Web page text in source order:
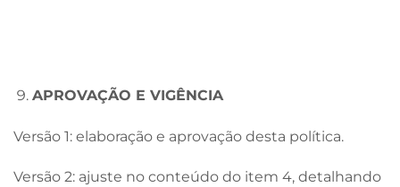
APROVAÇÃO E VIGÊNCIA
Versão 1: elaboração e aprovação desta política.
Versão 2: ajuste no conteúdo do item 4, detalhando